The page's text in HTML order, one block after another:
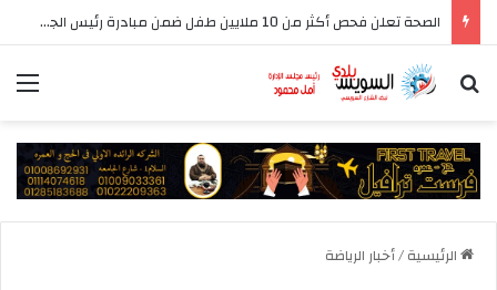
الصحة تعلن فحص أكثر من 10 ملايين طفل ضمن مبادرة رئيس الجمهورية للكشف المبكر وعلاج فقدان السمع لدى حديثي الولادة
بحث عن
الرئيسية/أخبار الرياضة